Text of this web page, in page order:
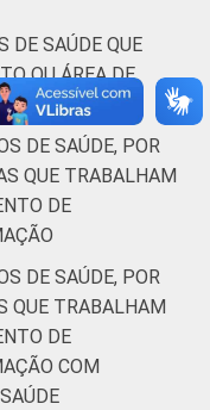
de
nos
brasileiros – TIC
DE SAÚDE QUE
OU ÁREA DE
DE SAÚDE, POR
QUE TRABALHAM
DE
DE SAÚDE, POR
QUE TRABALHAM
DE
COM